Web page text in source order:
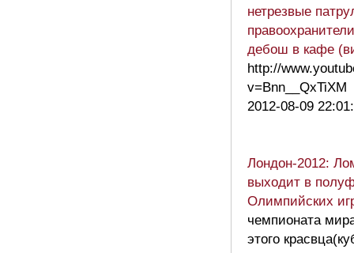
нетрезвые
дебош в кафе
http://
v=Bnn__QxTiXM
2012-08-09
Лондон-2012:
выходит в
Олимпийских
чемпионата
этого